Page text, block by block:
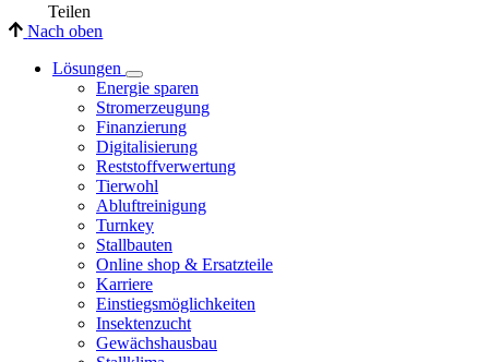
Teilen
Nach oben
Lösungen
Energie sparen
Stromerzeugung
Finanzierung
Digitalisierung
Reststoffverwertung
Tierwohl
Abluftreinigung
Turnkey
Stallbauten
Online shop & Ersatzteile
Karriere
Einstiegsmöglichkeiten
Insektenzucht
Gewächshausbau